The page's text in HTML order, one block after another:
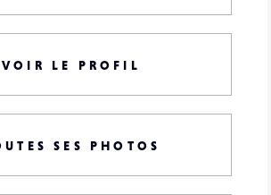
VOIR LE PROFIL
SES PHOTOS